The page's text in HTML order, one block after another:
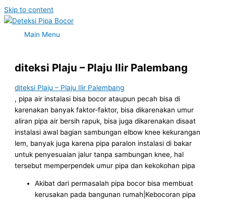
Skip to content
Main Menu
diteksi Plaju – Plaju Ilir Palembang
diteksi Plaju – Plaju Ilir Palembang
, pipa air instalasi bisa bocor ataupun pecah bisa di
karenakan banyak faktor-faktor, bisa dikarenakan umur
aliran pipa air bersih rapuk, bisa juga dikarenakan disaat
instalasi awal bagian sambungan elbow knee kekurangan
lem, banyak juga karena pipa paralon instalasi di bakar
untuk penyesuaian jalur tanpa sambungan knee, hal
tersebut memperpendek umur pipa dan kekokohan pipa
Akibat dari permasalah pipa bocor bisa membuat
kerusakan pada bangunan rumah|Kebocoran pipa